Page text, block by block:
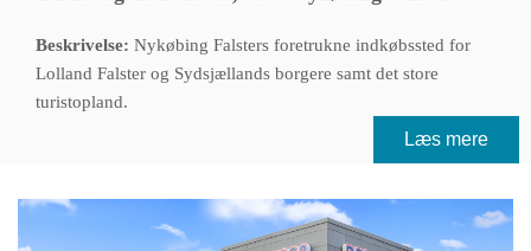
Beskrivelse: Nykøbing Falsters foretrukne indkøbssted for
Lolland Falster og Sydsjællands borgere samt det store
turistopland.
Læs mere